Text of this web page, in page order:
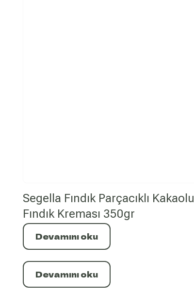
Segella Fındık Parçacıklı Kakaolu
Fındık Kreması 350gr
Devamını oku
Devamını oku